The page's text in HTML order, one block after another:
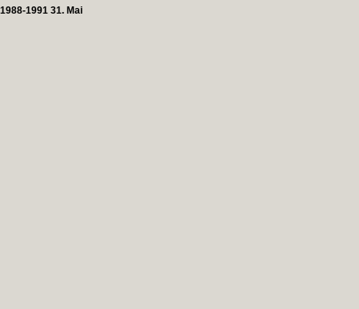
1988-1991 31. Mai